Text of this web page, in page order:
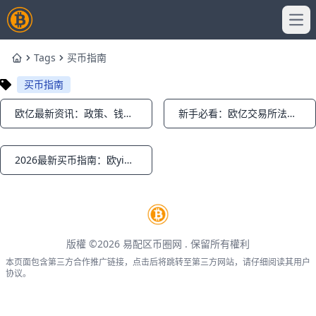
HomeTags
买币指南
买币指南
Notifications 欧亿最新资讯：政策、钱包安全与买币教程 Notifications 新手必看：欧亿交易所法币入金与买币全攻略
Notifications 2026最新买币指南：欧yi欧亿安全买币全流程解析
版權 ©2026 易配区币圈网 . 保留所有權利
本页面包含第三方合作推广链接，点击后将跳转至第三方网站，请仔细阅读其用户
协议。